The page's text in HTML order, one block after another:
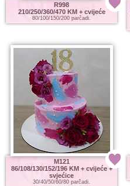
R998
210/250/360/470 KM+ cvijeće
80/100/150/200 parčadi.
M121
86/108/130/152/196 KM+ cvijeće +
svjećice
30/40/50/60/80 parčadi.